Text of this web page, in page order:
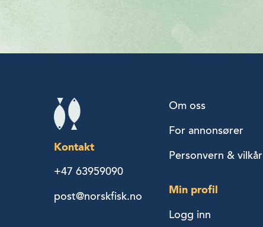
Kontakt
+47 63959090
post@norskfisk.no
Om oss
For annonsører
Personvern & vilkår
Min profil
Logg inn